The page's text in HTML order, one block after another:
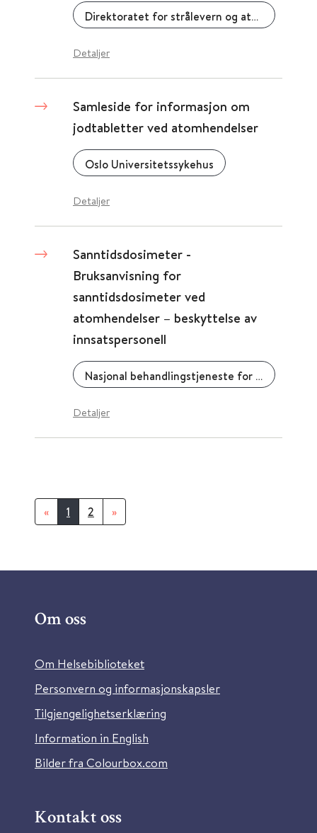
Direktoratet for strålevern og atomsikkerhet
Detaljer
Samleside for informasjon om
jodtabletter ved atomhendelser
Oslo Universitetssykehus
Detaljer
Sanntidsdosimeter -
Bruksanvisning for
sanntidsdosimeter ved
atomhendelser – beskyttelse av
innsatspersonell
Nasjonal behandlingstjeneste for CBRNE-medisin (CBRNE-senteret)
Detaljer
« 1 2 »
Om oss
Om Helsebiblioteket
Personvern og informasjonskapsler
Tilgjengelighetserklæring
Information in English
Bilder fra Colourbox.com
Kontakt oss